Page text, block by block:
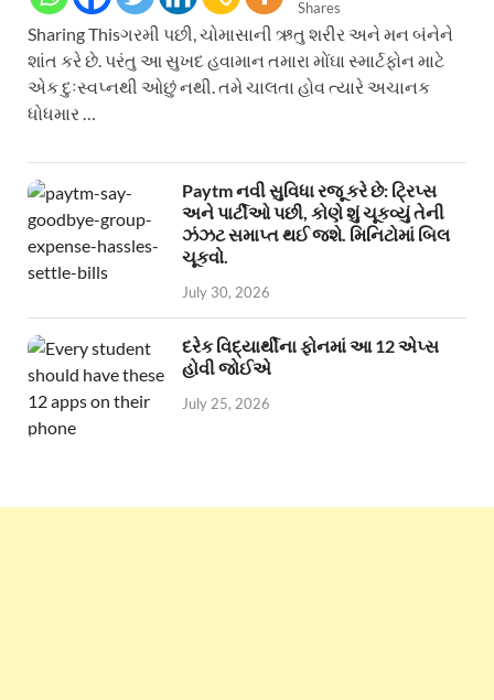
Shares
Sharing Thisગરમી પછી, ચોમાસાની ઋતુ શરીર અને મન બંનેને
શાંત કરે છે. પરંતુ આ સુખદ હવામાન તમારા મોંઘા સ્માર્ટફોન માટે
એક દુઃસ્વપ્નથી ઓછું નથી. તમે ચાલતા હોવ ત્યારે અચાનક
ધોધમાર …
Paytm નવી સુવિધા રજૂ કરે છે: ટ્રિપ્સ
અને પાર્ટીઓ પછી, કોણે શું ચૂકવ્યું તેની
ઝંઝટ સમાપ્ત થઈ જશે. મિનિટોમાં બિલ
ચૂકવો.
July 30, 2026
દરેક વિદ્યાર્થીના ફોનમાં આ 12 એપ્સ
હોવી જોઈએ
July 25, 2026